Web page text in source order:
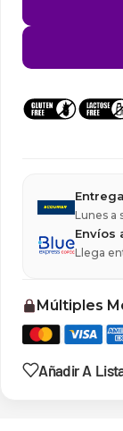
Lunes a
Envíos
Llega
Múltiples
Añadir A